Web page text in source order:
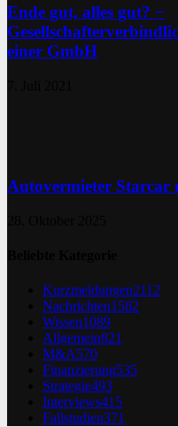
Ende gut, alles gut? −
einer GmbH
Autovermieter Starcar
Kurzmeldungen2112
Nachrichten1582
Wissen1089
Allgemein821
M&A570
Finanzierung535
Strategie493
Interviews415
Fallstudien371